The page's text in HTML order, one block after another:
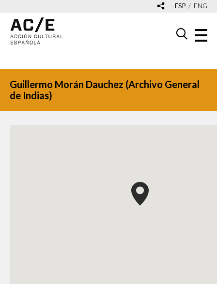
ESP ENG
Guillermo Morán Dauchez (Archivo General
de Indias)